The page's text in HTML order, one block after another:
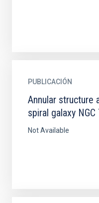
PUBLICACIÓN
Annular structure
spiral galaxy NGC
Not Available